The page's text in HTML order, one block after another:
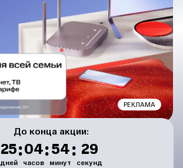
РЕКЛАМА
До конца акции:
25
дней:04
часов:54
минут: 28
секунд